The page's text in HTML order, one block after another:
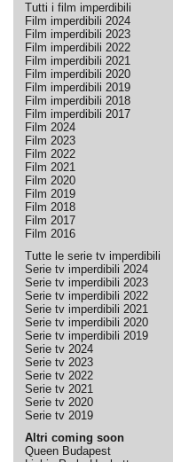
Tutti i film imperdibili
Film imperdibili 2024
Film imperdibili 2023
Film imperdibili 2022
Film imperdibili 2021
Film imperdibili 2020
Film imperdibili 2019
Film imperdibili 2018
Film imperdibili 2017
Film 2024
Film 2023
Film 2022
Film 2021
Film 2020
Film 2019
Film 2018
Film 2017
Film 2016
Tutte le serie tv imperdibili
Serie tv imperdibili 2024
Serie tv imperdibili 2023
Serie tv imperdibili 2022
Serie tv imperdibili 2021
Serie tv imperdibili 2020
Serie tv imperdibili 2019
Serie tv 2024
Serie tv 2023
Serie tv 2022
Serie tv 2021
Serie tv 2020
Serie tv 2019
Altri coming soon
Queen Budapest